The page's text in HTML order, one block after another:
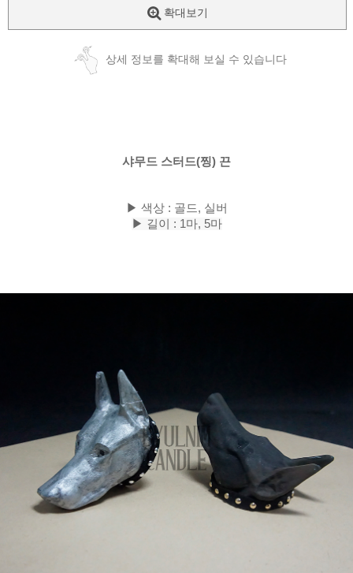
확대보기
상세 정보를 확대해 보실 수 있습니다
샤무드 스터드(찡) 끈
▶ 색상 : 골드, 실버
▶ 길이 : 1마, 5마